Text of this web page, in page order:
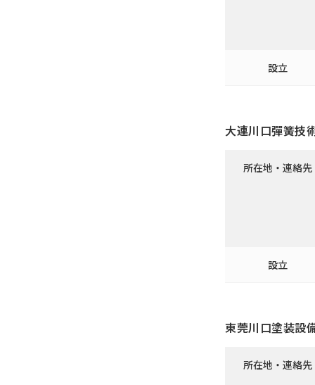
設立
大連川口彈簧技
所在地・連絡先
設立
東莞川口塗装設
所在地・連絡先